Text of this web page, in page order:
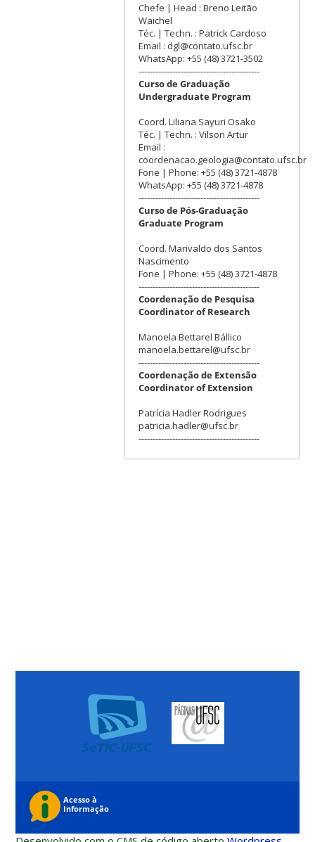
Chefe | Head : Breno Leitão
Waichel
Téc. | Techn. : Patrick Cardoso
Email : dgl@contato.ufsc.br
WhatsApp: +55 (48) 3721-3502
-------------------------------------------
Curso de Graduação
Undergraduate Program
Coord. Liliana Sayuri Osako
Téc. | Techn. : Vilson Artur
Email :
coordenacao.geologia@contato.ufsc.br
Fone | Phone: +55 (48) 3721-4878
WhatsApp: +55 (48) 3721-4878
-------------------------------------------
Curso de Pós-Graduação
Graduate Program
Coord. Marivaldo dos Santos
Nascimento
Fone | Phone: +55 (48) 3721-4878
-------------------------------------------
Coordenação de Pesquisa
Coordinator of Research
Manoela Bettarel Bállico
manoela.bettarel@ufsc.br
-------------------------------------------
Coordenação de Extensão
Coordinator of Extension
Patrícia Hadler Rodrigues
patricia.hadler@ufsc.br
-------------------------------------------